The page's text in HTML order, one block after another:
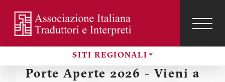
contenuto
principale
Sezioni
SITI REGIONALI
Menu
profilo
Porte Aperte 2026 - Vieni a